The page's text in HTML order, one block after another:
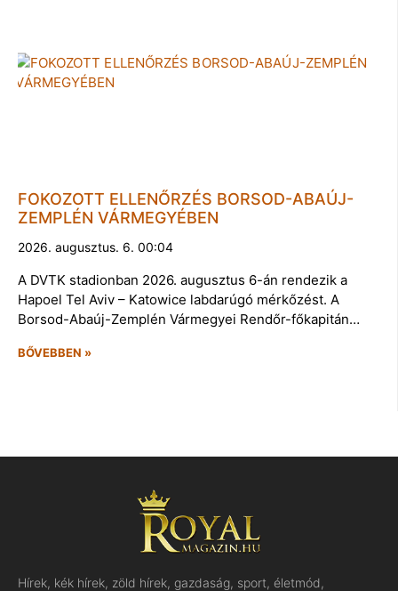
FOKOZOTT ELLENŐRZÉS BORSOD-ABAÚJ-
ZEMPLÉN VÁRMEGYÉBEN
2026. augusztus. 6. 00:04
A DVTK stadionban 2026. augusztus 6-án rendezik a
Hapoel Tel Aviv – Katowice labdarúgó mérkőzést. A
Borsod-Abaúj-Zemplén Vármegyei Rendőr-főkapitán…
BŐVEBBEN »
Hírek, kék hírek, zöld hírek, gazdaság, sport, életmód,